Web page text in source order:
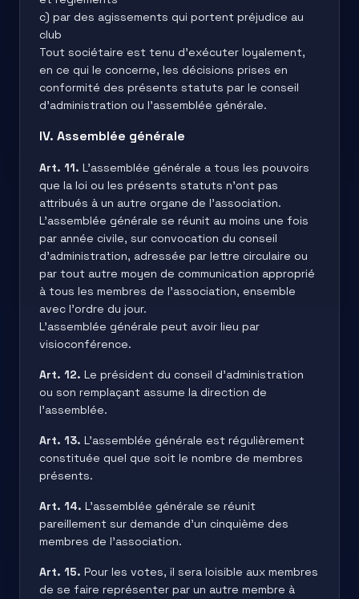
c) par des agissements qui portent préjudice au
club
Tout sociétaire est tenu d’exécuter loyalement,
en ce qui le concerne, les décisions prises en
conformité des présents statuts par le conseil
d’administration ou l’assemblée générale.
IV. Assemblée générale
Art. 11. L’assemblée générale a tous les pouvoirs
que la loi ou les présents statuts n’ont pas
attribués à un autre organe de l’association.
L’assemblée générale se réunit au moins une fois
par année civile, sur convocation du conseil
d’administration, adressée par lettre circulaire ou
par tout autre moyen de communication approprié
à tous les membres de l’association, ensemble
avec l’ordre du jour.
L’assemblée générale peut avoir lieu par
visioconférence.
Art. 12. Le président du conseil d’administration
ou son remplaçant assume la direction de
l’assemblée.
Art. 13. L’assemblée générale est régulièrement
constituée quel que soit le nombre de membres
présents.
Art. 14. L’assemblée générale se réunit
pareillement sur demande d’un cinquième des
membres de l’association.
Art. 15. Pour les votes, il sera loisible aux membres
de se faire représenter par un autre membre à